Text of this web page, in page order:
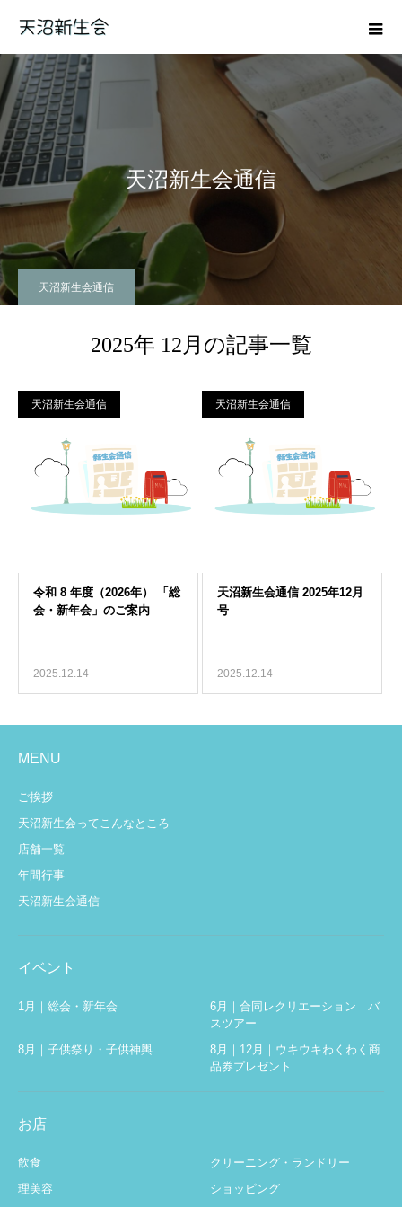
天沼新生会通信
天沼新生会通信
2025年 12月の記事一覧
天沼新生会通信
2025.12.14
天沼新生会通信
2025.12.14
MENU
ご挨拶
天沼新生会ってこんなところ
店舗一覧
年間行事
天沼新生会通信
イベント
1月｜総会・新年会
6月｜合同レクリエーション バ
スツアー
8月｜子供祭り・子供神輿
8月｜12月｜ウキウキわくわく商
品券プレゼント
お店
飲食
クリーニング・ランドリー
理美容
ショッピング